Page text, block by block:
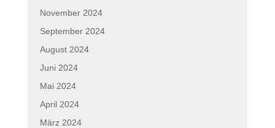
November 2024
September 2024
August 2024
Juni 2024
Mai 2024
April 2024
März 2024